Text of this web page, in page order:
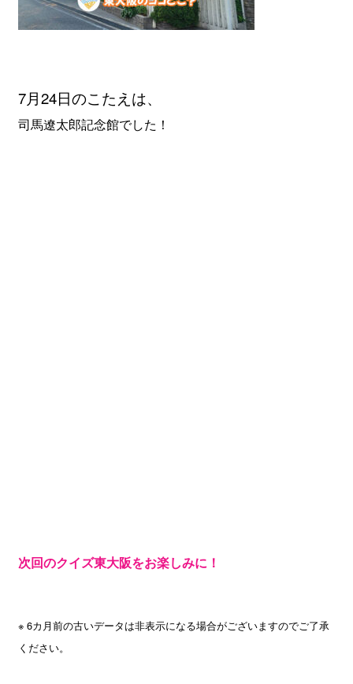
7月24日のこたえは、
司馬遼太郎記念館でした！
次回のクイズ東大阪をお楽しみに！
※ 6カ月前の古いデータは非表示になる場合がございますのでご了承
ください。